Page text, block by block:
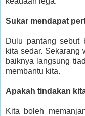
Sukar mendapat
Dulu pantang sebut
kita sedar. Sekarang
baiknya langsung
membantu kita.
Apakah tindakan
Kita boleh